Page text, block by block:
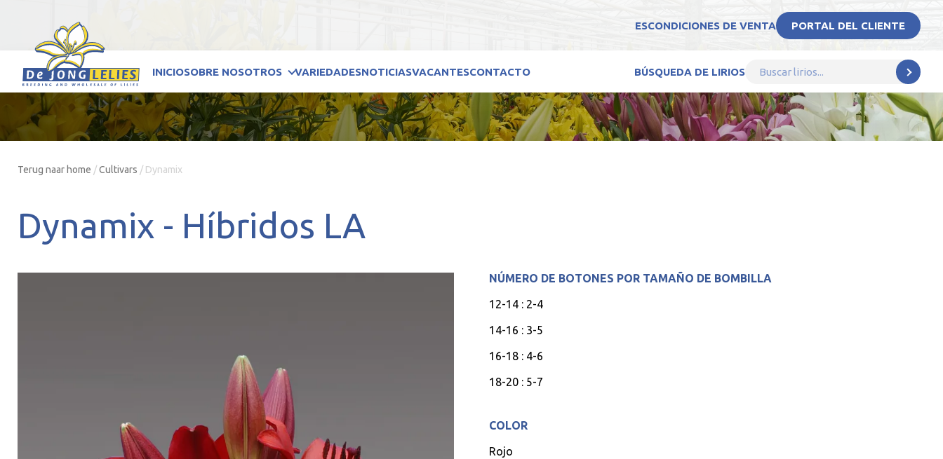
ESCONDICIONES DE VENTA PORTAL DEL CLIENTE
INICIOSOBRE NOSOTROS VARIEDADESNOTICIASVACANTESCONTACTO BÚSQUEDA DE LIRIOS
Terug naar home /Cultivars / Dynamix
Dynamix - Híbridos LA
NÚMERO DE BOTONES POR TAMAÑO DE BOMBILLA
12-14 : 2-4
14-16 : 3-5
16-18 : 4-6
18-20 : 5-7
COLOR
Rojo